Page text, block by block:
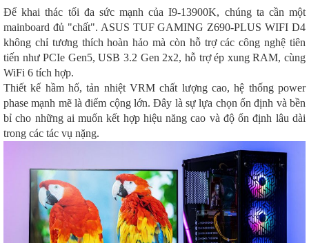
Để khai thác tối đa sức mạnh của I9-13900K, chúng ta cần một
mainboard đủ "chất". ASUS TUF GAMING Z690-PLUS WIFI D4
không chỉ tương thích hoàn hảo mà còn hỗ trợ các công nghệ tiên
tiến như PCIe Gen5, USB 3.2 Gen 2x2, hỗ trợ ép xung RAM, cùng
WiFi 6 tích hợp.
Thiết kế hầm hố, tản nhiệt VRM chất lượng cao, hệ thống power
phase mạnh mẽ là điểm cộng lớn. Đây là sự lựa chọn ổn định và bền
bỉ cho những ai muốn kết hợp hiệu năng cao và độ ổn định lâu dài
trong các tác vụ nặng.